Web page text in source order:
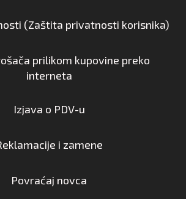
(Zaštita privatnosti korisnika)
prilikom kupovine preko
interneta
Izjava o PDV-u
i zamene
Povraćaj novca